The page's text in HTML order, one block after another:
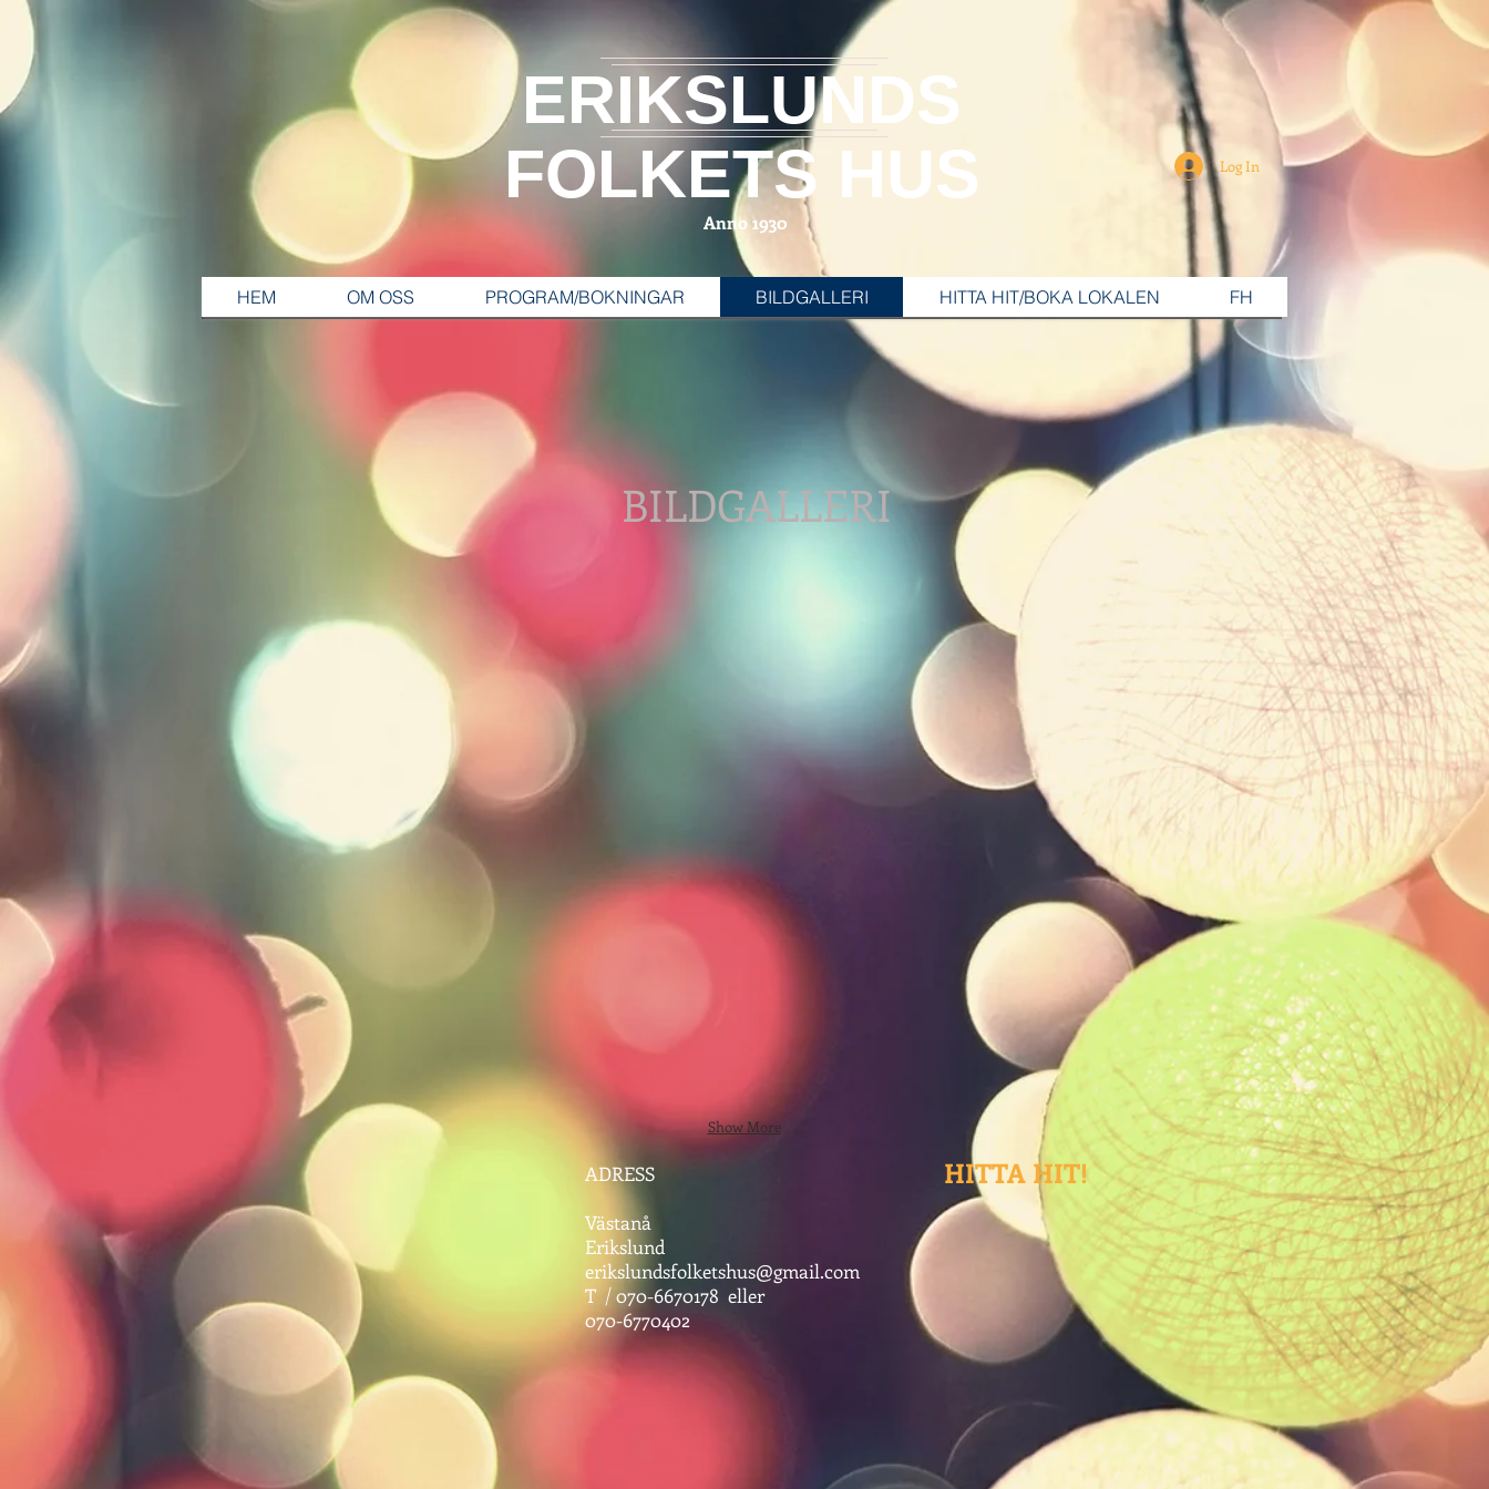
ERIKSLUNDS
FOLKETS HUS
Log In
Anno 1930
HEM OM OSS PROGRAM/BOKNINGAR BILDGALLERI HITTA HIT/BOKA LOKALEN FH
BILDGALLERI
Show More
ADRESS
Västanå
Erikslund
erikslundsfolketshus@gmail.com
T / 070-6670178 eller
070-6770402
HITTA HIT!